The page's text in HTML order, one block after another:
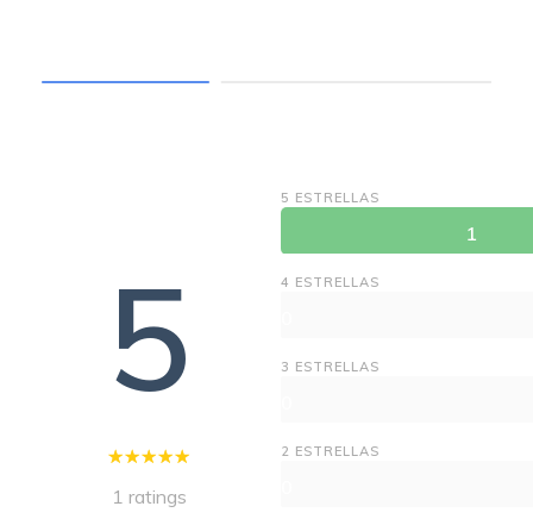
5
1 ratings
5 ESTRELLAS
1
4 ESTRELLAS
3 ESTRELLAS
2 ESTRELLAS